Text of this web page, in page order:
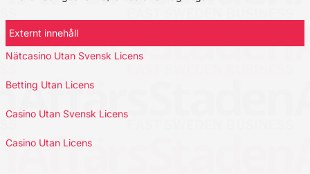
Externt innehåll
Nätcasino Utan Svensk Licens
Betting Utan Licens
Casino Utan Svensk Licens
Casino Utan Licens